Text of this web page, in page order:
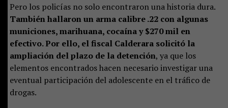
Pero los policías no solo encontraron una historia dura.
También hallaron un arma calibre .22 con algunas
municiones, marihuana, cocaína y $270 mil en
efectivo. Por ello, el fiscal Calderara solicitó la
ampliación del plazo de la detención, ya que los
elementos encontrados hacen necesario investigar una
eventual participación del adolescente en el tráfico de
drogas.